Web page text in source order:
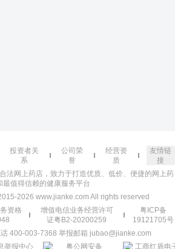
投资者关
系
公司荣
誉
经营资
质
友情链
接
法网上药店，致力于打造优质、低价、便捷的网上药
最值得信赖的健康服务平台
2026 www.jianke.com All rights reserved
资格
增值电信业务经营许可
证粤B2-20200259
粤ICP备
19121705号
400-003-7368 举报邮箱 jubao@jianke.com